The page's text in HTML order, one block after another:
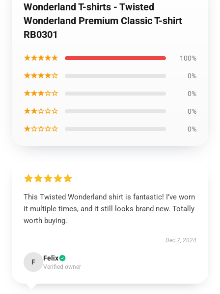
Wonderland T-shirts - Twisted
Wonderland Premium Classic T-shirt
RB0301
★★★★★ 100%
★★★★☆ 0%
★★★☆☆ 0%
★★☆☆☆ 0%
★☆☆☆☆ 0%
This Twisted Wonderland shirt is fantastic! I’ve worn
it multiple times, and it still looks brand new. Totally
worth buying.
Dec 7, 2024
F Felix
Verified owner